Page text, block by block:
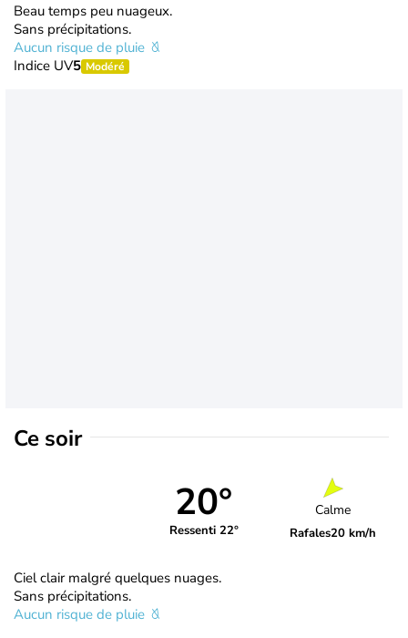
Beau temps peu nuageux.
Sans précipitations.
Aucun risque de pluie
Indice UV5 Modéré
Ce soir
20°
Ressenti 22°
Calme
Rafales20 km/h
Ciel clair malgré quelques nuages.
Sans précipitations.
Aucun risque de pluie